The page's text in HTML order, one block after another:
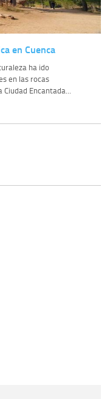
en Cuenca
ha ido
en las rocas
Encantada...